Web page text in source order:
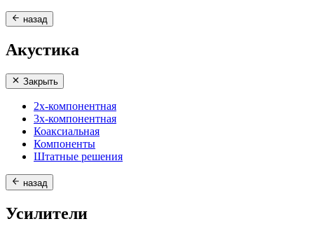
назад
Акустика
Закрыть
2х-компонентная
3х-компонентная
Коаксиальная
Компоненты
Штатные решения
назад
Усилители